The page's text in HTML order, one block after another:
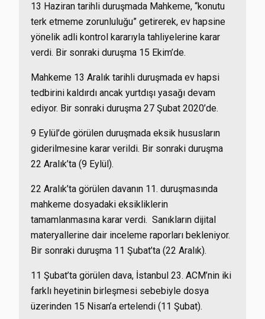
13 Haziran tarihli duruşmada Mahkeme, “konutu
terk etmeme zorunluluğu” getirerek, ev hapsine
yönelik adli kontrol kararıyla tahliyelerine karar
verdi. Bir sonraki duruşma 15 Ekim’de.
Mahkeme 13 Aralık tarihli duruşmada ev hapsi
tedbirini kaldırdı ancak yurtdışı yasağı devam
ediyor. Bir sonraki duruşma 27 Şubat 2020’de.
9 Eylül’de görülen duruşmada eksik hususların
giderilmesine karar verildi. Bir sonraki duruşma
22 Aralık’ta (9 Eylül).
22 Aralık’ta görülen davanın 11. duruşmasında
mahkeme dosyadaki eksikliklerin
tamamlanmasına karar verdi. Sanıkların dijital
materyallerine dair inceleme raporları bekleniyor.
Bir sonraki duruşma 11 Şubat’ta (22 Aralık).
11 Şubat’ta görülen dava, İstanbul 23. ACM’nin iki
farklı heyetinin birleşmesi sebebiyle dosya
üzerinden 15 Nisan’a ertelendi (11 Şubat).